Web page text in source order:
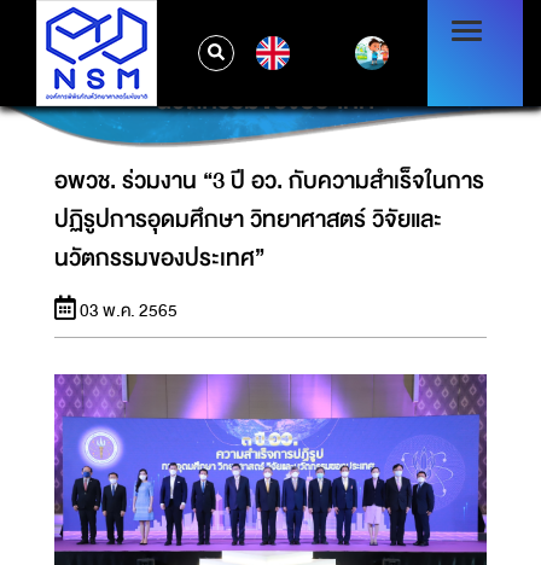
อพวช. ร่วมงาน “3 ปี อว. กับความสำเร็จในการ
ปฏิรูปการอุดมศึกษา วิทยาศาสตร์ วิจัยและ
นวัตกรรมของประเทศ”
อพวช. ร่วมงาน “3 ปี อว. กับความสำเร็จในการ
ปฏิรูปการอุดมศึกษา วิทยาศาสตร์ วิจัยและ
นวัตกรรมของประเทศ”
03 พ.ค. 2565